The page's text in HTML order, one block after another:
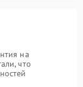
на
что